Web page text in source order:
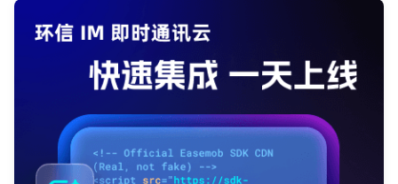
登录客服云